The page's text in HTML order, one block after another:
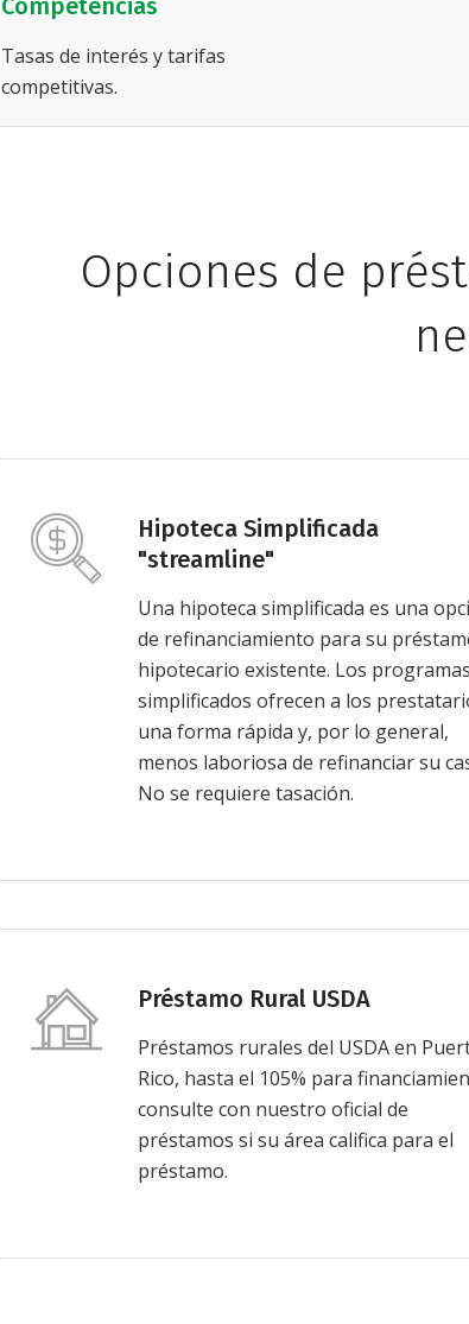
Competencias
Tasas de interés y tarifas
competitivas.
Opciones de
Hipoteca Simplificada
"streamline"
Una hipoteca simplificada es una
de refinanciamiento para su
hipotecario existente. Los programas
simplificados ofrecen a los
una forma rápida y, por lo general,
menos laboriosa de refinanciar su
No se requiere tasación.
Préstamo Rural USDA
Préstamos rurales del USDA en
Rico, hasta el 105% para
consulte con nuestro oficial de
préstamos si su área califica para el
préstamo.